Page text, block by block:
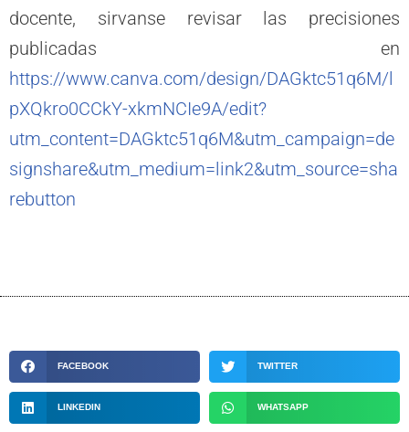
docente, sirvanse revisar las precisiones
publicadas en
https://www.canva.com/design/DAGktc51q6M/l
pXQkro0CCkY-xkmNCIe9A/edit?
utm_content=DAGktc51q6M&utm_campaign=de
signshare&utm_medium=link2&utm_source=sha
rebutton
FACEBOOK TWITTER
LINKEDIN WHATSAPP